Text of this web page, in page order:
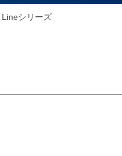
シリーズ